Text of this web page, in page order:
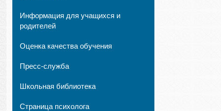
Информация для учащихся и
родителей
Оценка качества обучения
Пресс-служба
Школьная библиотека
Страница психолога